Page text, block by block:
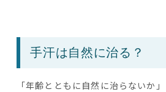
手汗は自然に治る？
「年齢とともに自然に治らないか